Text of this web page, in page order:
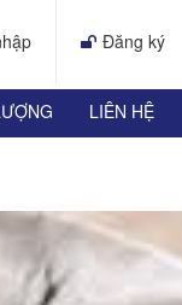
Đăng ký
LIÊN HỆ